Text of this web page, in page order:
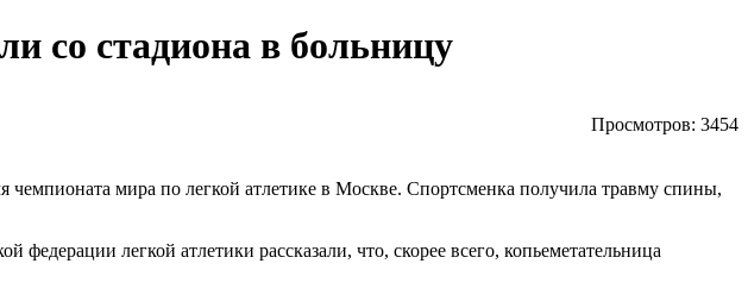
со стадиона в больницу
Просмотров: 3454
мира по легкой атлетике в Москве. Спортсменка получила травму спины,
легкой атлетики рассказали, что, скорее всего, копьеметательница